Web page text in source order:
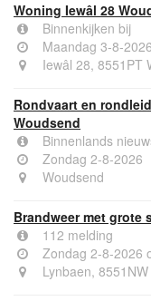
Woning Iewâl 28
Binnenkijken bij
Maandag 3-8-2026
Iewâl 28, 8551PT
Rondvaart en
Woudsend
Binnenlands
Zondag 2-8-2026
Woudsend
Brandweer met grote
112 melding
Zondag 2-8-2026
Lynbaen,